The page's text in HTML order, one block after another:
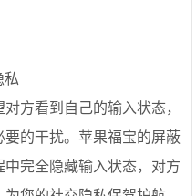
私
方看到自己的输入状态，
的干扰。苹果福宝的屏蔽
完全隐藏输入状态，对方